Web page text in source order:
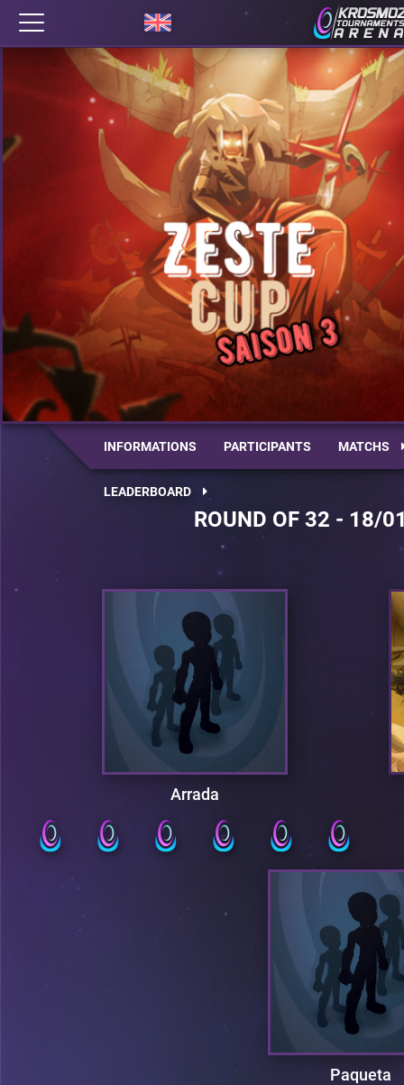
INFORMATIONS PARTICIPANTS MATCHS
LEADERBOARD
ROUND OF 32 - 18/
Arrada
Paqueta